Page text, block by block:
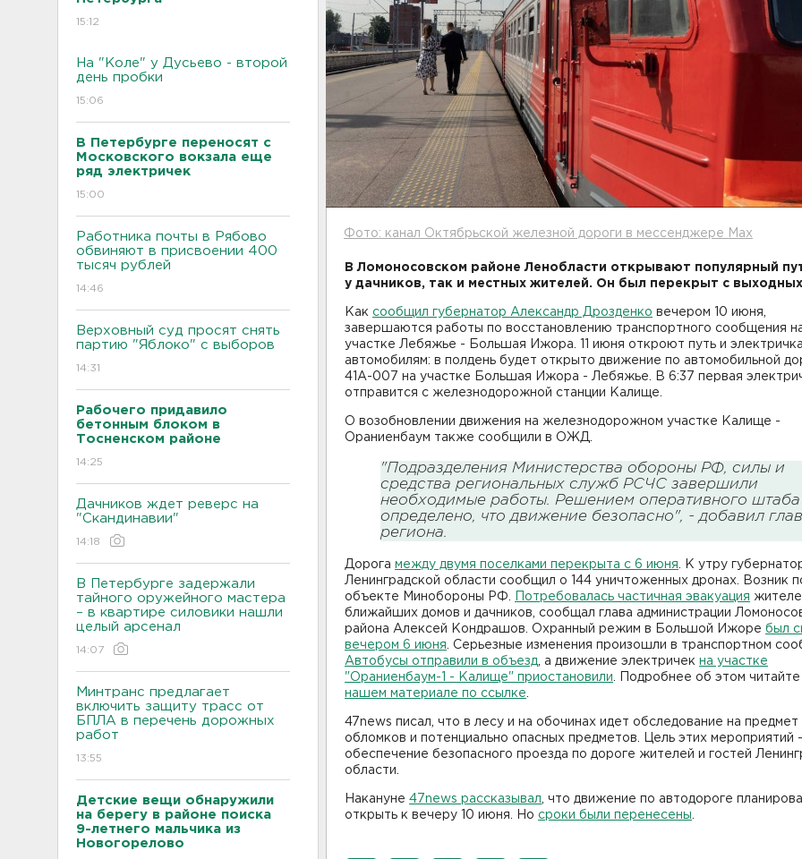
15:12
На "Коле" у Дусьево - второй
день пробки
15:06
В Петербурге переносят с
Московского вокзала еще
ряд электричек
15:00
Работника почты в Рябово
обвиняют в присвоении 400
тысяч рублей
14:46
Верховный суд просят снять
партию "Яблоко" с выборов
14:31
Рабочего придавило
бетонным блоком в
Тосненском районе
14:25
Дачников ждет реверс на
"Скандинавии"
14:18
В Петербурге задержали
тайного оружейного мастера
– в квартире силовики нашли
целый арсенал
14:07
Минтранс предлагает
включить защиту трасс от
БПЛА в перечень дорожных
работ
13:55
Детские вещи обнаружили
на берегу в районе поиска
9-летнего мальчика из
Новогорелово
Фото: канал Октябрьской железной дороги в мессенджере Мах
В Ломоносовском районе Ленобласти открывают популярный
у дачников, так и местных жителей. Он был перекрыт с
Как сообщил губернатор Александр Дрозденко вечером 10 июня,
завершаются работы по восстановлению транспортного сообщения
участке Лебяжье - Большая Ижора. 11 июня откроют путь и
автомобилям: в полдень будет открыто движение по автомобильной
41А-007 на участке Большая Ижора - Лебяжье. В 6:37 первая
отправится с железнодорожной станции Калище.
О возобновлении движения на железнодорожном участке Калище -
Ораниенбаум также сообщили в ОЖД.
"Подразделения Министерства обороны РФ, силы и
средства региональных служб РСЧС завершили
необходимые работы. Решением оперативного штаба
определено, что движение безопасно", - добавил
региона.
Дорога между двумя поселками перекрыта с 6 июня . К утру
Ленинградской области сообщил о 144 уничтоженных дронах. Возник
объекте Минобороны РФ.
Потребовалась частичная эвакуация
ближайших домов и дачников, сообщал глава администрации
района Алексей Кондрашов. Охранный режим в Большой Ижоре был
вечером 6 июня . Серьезные изменения произошли в транспортном
Автобусы отправили в объезд , а движение электричек на участке
"Ораниенбаум-1 - Калище" приостановили . Подробнее об этом читайте
нашем материале по ссылке
47news писал, что в лесу и на обочинах идет обследование на предмет
обломков и потенциально опасных предметов. Цель этих мероприятий -
обеспечение безопасного проезда по дороге жителей и гостей
области.
Накануне 47news рассказывал , что движение по автодороге
открыть к вечеру 10 июня. Но сроки были перенесены